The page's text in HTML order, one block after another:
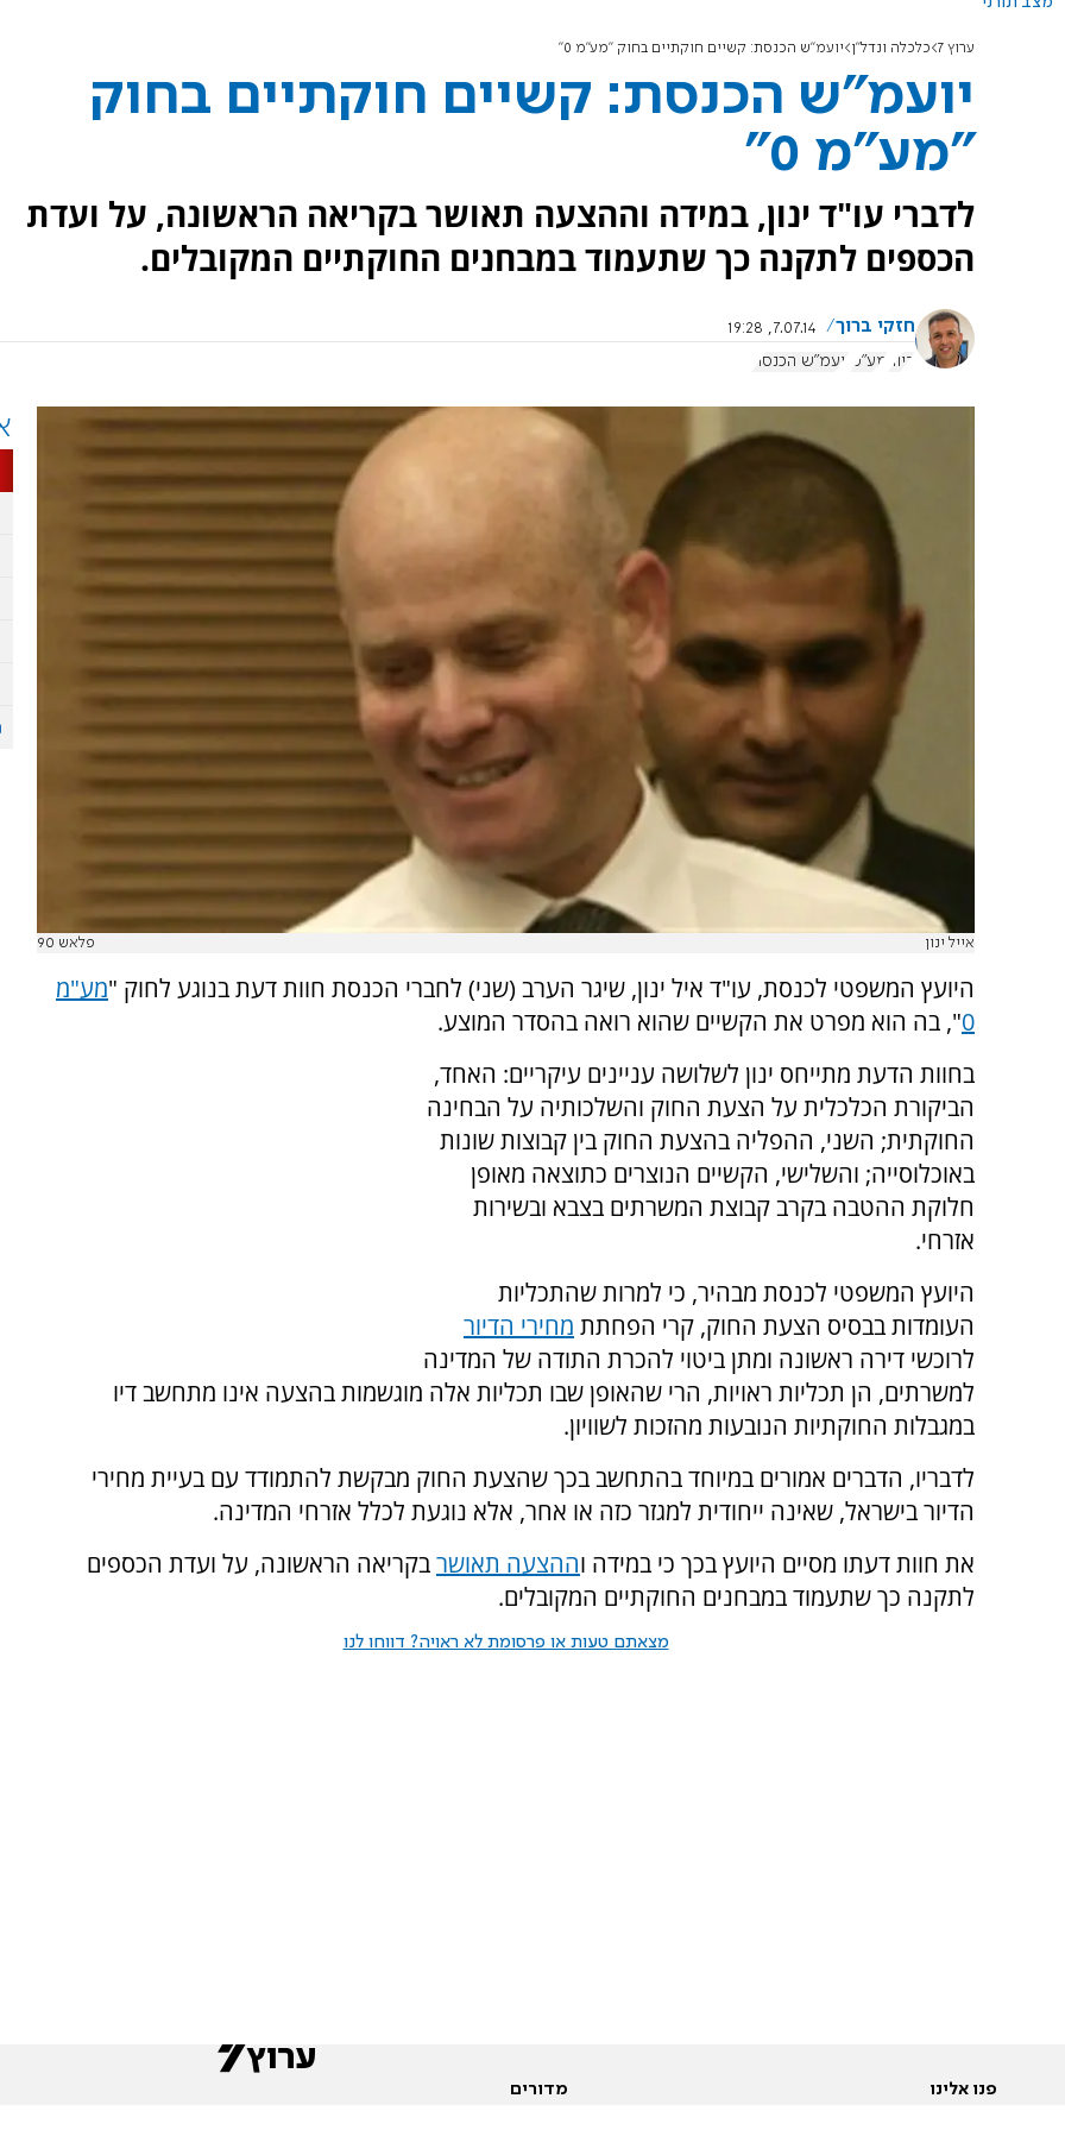
ערוץ 7 כלכלה ונדל"ן יועמ"ש הכנסת: קשיים חוקתיים בחוק "מע"מ 0"
יועמ"ש הכנסת: קשיים חוקתיים בחוק
"מע"מ 0"
לדברי עו"ד ינון, במידה וההצעה תאושר בקריאה הראשונה, על ועדת
הכספים לתקנה כך שתעמוד במבחנים החוקתיים המקובלים.
חזקי ברוך
7.07.14, 19:28
דיור מע"מ יועמ"ש הכנסת
אייל ינון פלאש 90
היועץ המשפטי לכנסת, עו"ד איל ינון, שיגר הערב (שני) לחברי הכנסת חוות דעת בנוגע לחוק "מע"מ
0", בה הוא מפרט את הקשיים שהוא רואה בהסדר המוצע.
בחוות הדעת מתייחס ינון לשלושה עניינים עיקריים: האחד,
הביקורת הכלכלית על הצעת החוק והשלכותיה על הבחינה
החוקתית; השני, ההפליה בהצעת החוק בין קבוצות שונות
באוכלוסייה; והשלישי, הקשיים הנוצרים כתוצאה מאופן
חלוקת ההטבה בקרב קבוצת המשרתים בצבא ובשירות
אזרחי.
היועץ המשפטי לכנסת מבהיר, כי למרות שהתכליות
העומדות בבסיס הצעת החוק, קרי הפחתת מחירי הדיור
לרוכשי דירה ראשונה ומתן ביטוי להכרת התודה של המדינה
למשרתים, הן תכליות ראויות, הרי שהאופן שבו תכליות אלה מוגשמות בהצעה אינו מתחשב דיו
במגבלות החוקתיות הנובעות מהזכות לשוויון.
לדבריו, הדברים אמורים במיוחד בהתחשב בכך שהצעת החוק מבקשת להתמודד עם בעיית מחירי
הדיור בישראל, שאינה ייחודית למגזר כזה או אחר, אלא נוגעת לכלל אזרחי המדינה.
את חוות דעתו מסיים היועץ בכך כי במידה וההצעה תאושרבקריאה הראשונה, על ועדת הכספים
לתקנה כך שתעמוד במבחנים החוקתיים המקובלים.
מצאתם טעות או פרסומת לא ראויה? דווחו לנו
פנו אלינו מדורים